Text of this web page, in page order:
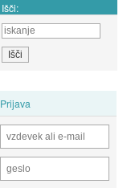
Išči:
Prijava